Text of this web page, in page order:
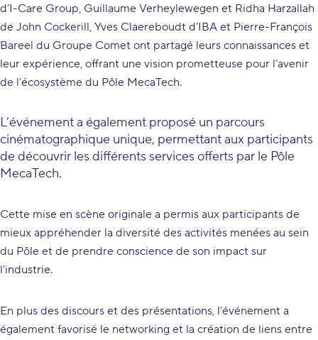
d’I-Care Group, Guillaume Verheylewegen et Ridha Harzallah
de John Cockerill, Yves Claereboudt d’IBA et Pierre-François
Bareel du Groupe Comet ont partagé leurs connaissances et
leur expérience, offrant une vision prometteuse pour l’avenir
de l’écosystème du Pôle MecaTech.
L’événement a également proposé un parcours
cinématographique unique, permettant aux participants
de découvrir les différents services offerts par le Pôle
MecaTech.
Cette mise en scène originale a permis aux participants de
mieux appréhender la diversité des activités menées au sein
du Pôle et de prendre conscience de son impact sur
l’industrie.
En plus des discours et des présentations, l’événement a
également favorisé le networking et la création de liens entre